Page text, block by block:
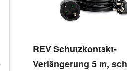
REV Schutzkontakt-
Verlängerung 5 m,